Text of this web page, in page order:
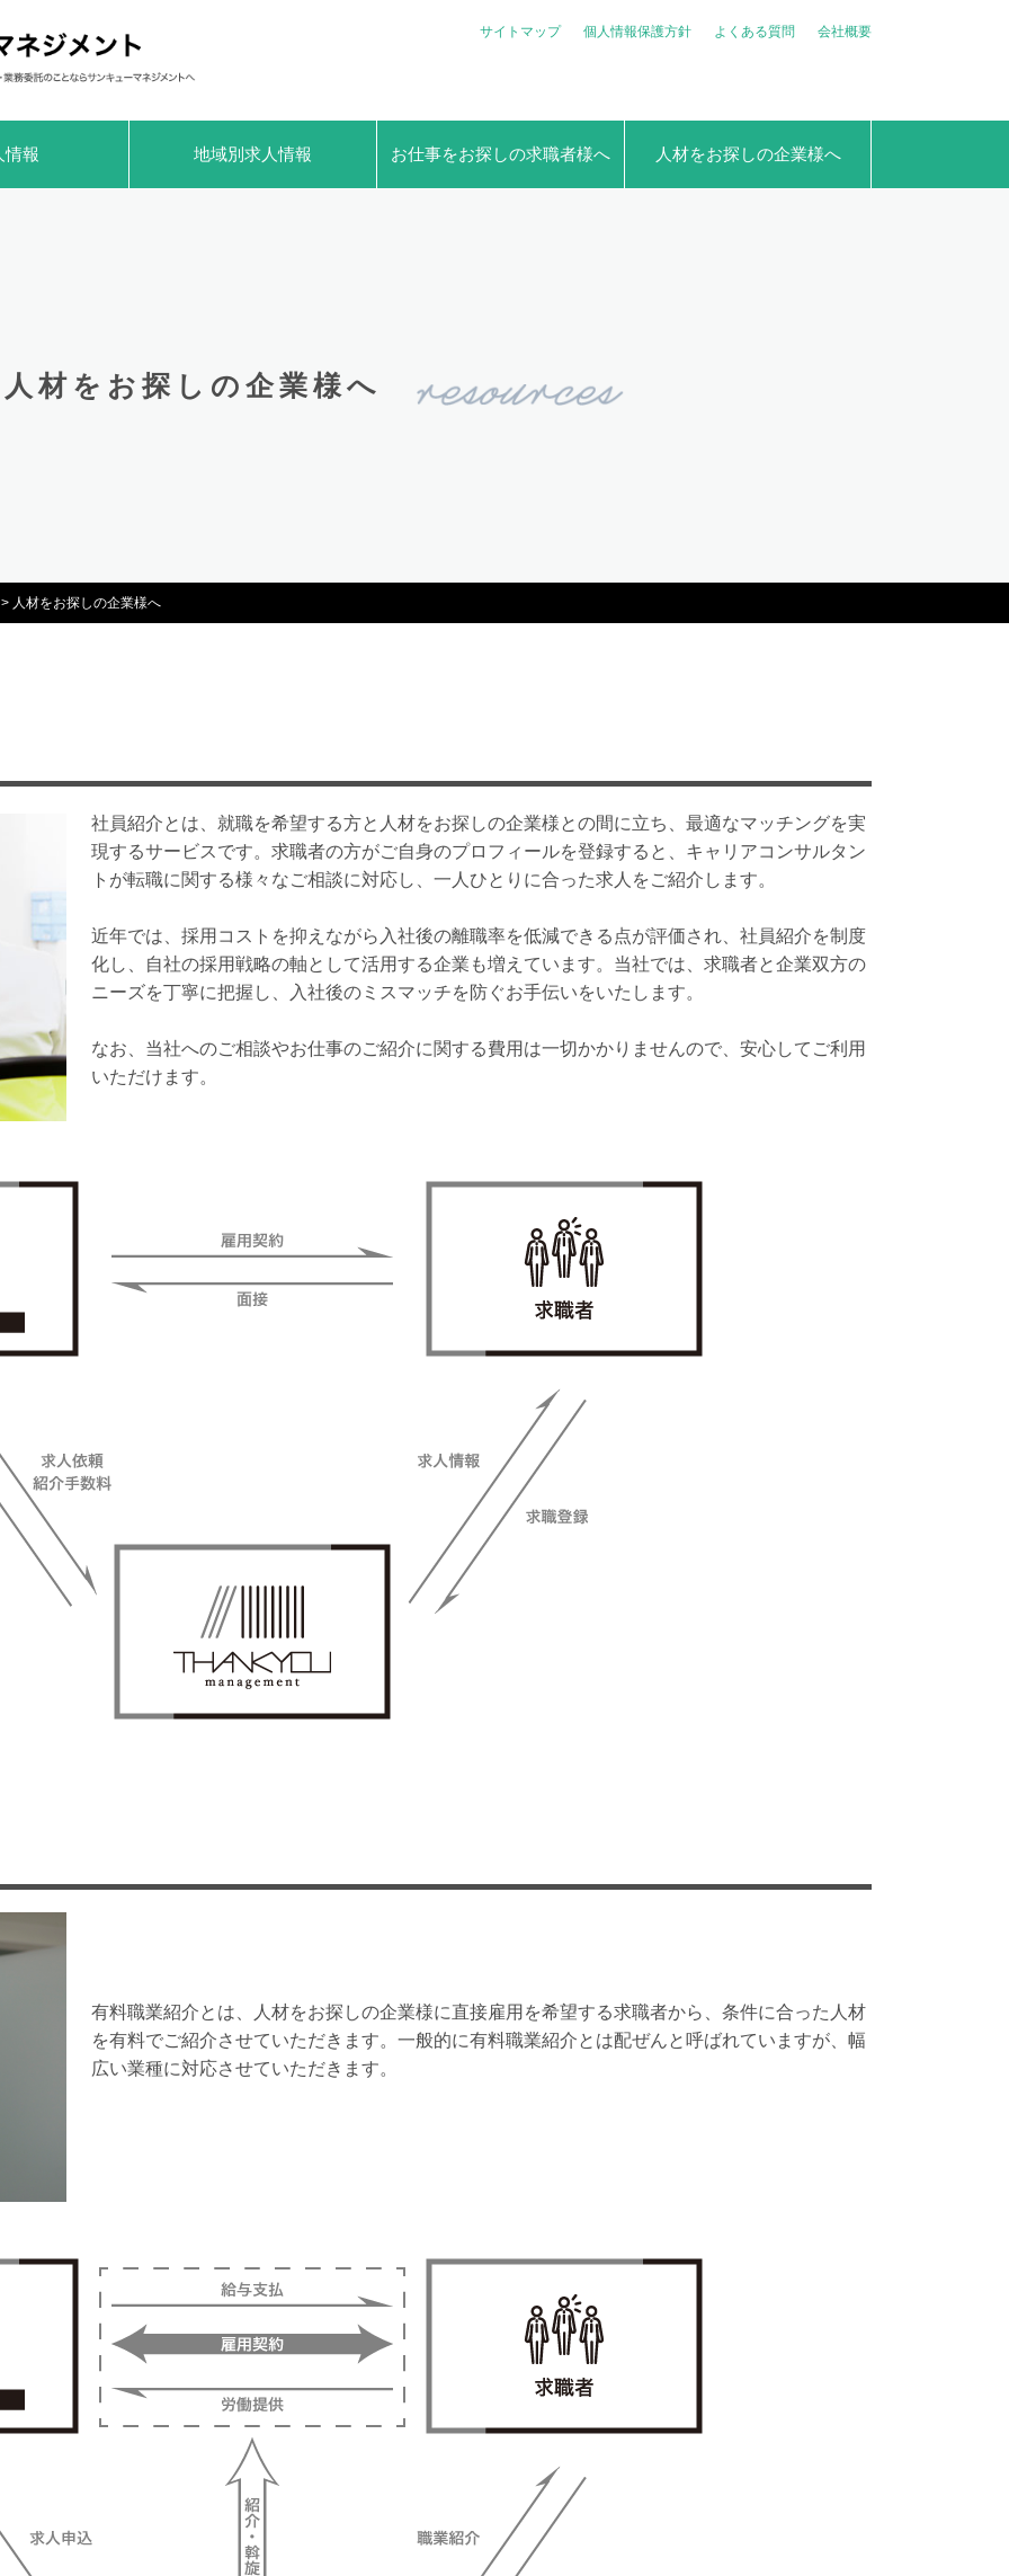
サイトマップ 個人情報保護方針 よくある質問 会社概要
情報 地域別求人情報 お仕事をお探しの求職者様へ 人材をお探しの企業様へ
人材をお探しの企業様へ
人材をお探しの企業様へ
社員紹介とは、就職を希望する方と人材をお探しの企業様との間に立ち、最適なマッチングを実
現するサービスです。求職者の方がご自身のプロフィールを登録すると、キャリアコンサルタン
トが転職に関する様々なご相談に対応し、一人ひとりに合った求人をご紹介します。
近年では、採用コストを抑えながら入社後の離職率を低減できる点が評価され、社員紹介を制度
化し、自社の採用戦略の軸として活用する企業も増えています。当社では、求職者と企業双方の
ニーズを丁寧に把握し、入社後のミスマッチを防ぐお手伝いをいたします。
なお、当社へのご相談やお仕事のご紹介に関する費用は一切かかりませんので、安心してご利用
いただけます。
有料職業紹介とは、人材をお探しの企業様に直接雇用を希望する求職者から、条件に合った人材
を有料でご紹介させていただきます。一般的に有料職業紹介とは配ぜんと呼ばれていますが、幅
広い業種に対応させていただきます。